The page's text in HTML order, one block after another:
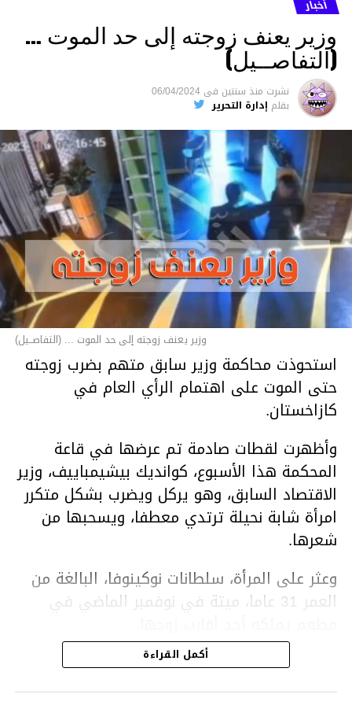
أخبار
وزير يعنف زوجته إلى حد الموت …
(التفاصــيل)
نشرت منذ سنتين فى 06/04/2024
بقلم إدارة التحرير
وزير يعنف زوجته إلى حد الموت ... (التفاصــيل)
استحوذت محاكمة وزير سابق متهم بضرب زوجته
حتى الموت على اهتمام الرأي العام في
كازاخستان.
وأظهرت لقطات صادمة تم عرضها في قاعة
المحكمة هذا الأسبوع، كوانديك بيشيمباييف، وزير
الاقتصاد السابق، وهو يركل ويضرب بشكل متكرر
امرأة شابة نحيلة ترتدي معطفا، ويسحبها من
شعرها.
وعثر على المرأة، سلطانات نوكينوفا، البالغة من
العمر 31 عاما، ميتة في نوفمبر الماضي في
ووفقا لتقرير الطبيب الشرعي، توفيت نوكينوفا
متأثرة بصدمة في الدماغ، وكانت إحدى عظام
أكمل القراءة